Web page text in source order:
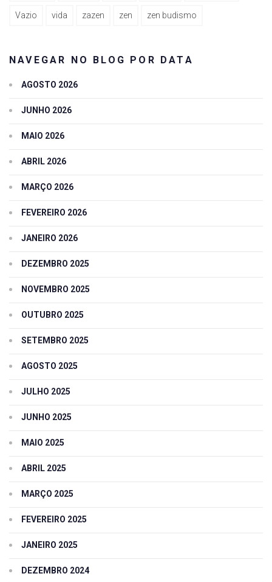
Vazio vida zazen zen zen budismo
NAVEGAR NO BLOG POR DATA
AGOSTO 2026
JUNHO 2026
MAIO 2026
ABRIL 2026
MARÇO 2026
FEVEREIRO 2026
JANEIRO 2026
DEZEMBRO 2025
NOVEMBRO 2025
OUTUBRO 2025
SETEMBRO 2025
AGOSTO 2025
JULHO 2025
JUNHO 2025
MAIO 2025
ABRIL 2025
MARÇO 2025
FEVEREIRO 2025
JANEIRO 2025
DEZEMBRO 2024